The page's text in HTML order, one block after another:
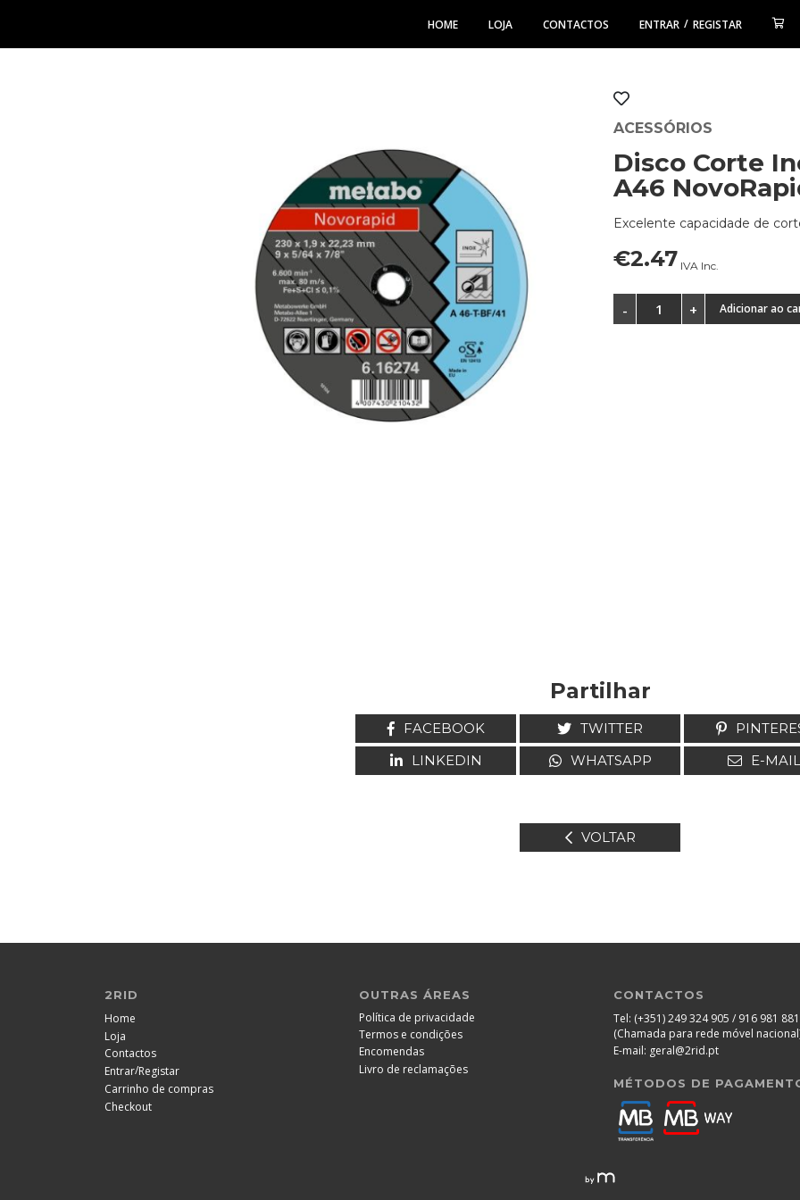
HOME LOJA CONTACTOS ENTRAR / REGISTAR
ACESSÓRIOS
Disco Corte
A46
Excelente capacidade de
€2.47 IVA Inc.
Adicionar ao
Partilhar
FACEBOOK TWITTER
LINKEDIN
WHATSAPP E-MAIL
VOLTAR
2RID
Home
Loja
Contactos
Entrar/Registar
Carrinho de compras
Checkout
OUTRAS ÁREAS
Política de privacidade
Termos e condições
Encomendas
Livro de reclamações
CONTACTOS
Tel: (+351) 249 324 905 / 916 981 881
(Chamada para rede móvel
E-mail: geral@2rid.pt
MÉTODOS DE